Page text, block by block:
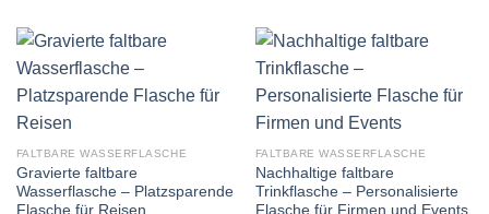
FALTBARE WASSERFLASCHE
Gravierte faltbare
Wasserflasche – Platzsparende
Flasche für Reisen
FALTBARE WASSERFLASCHE
Nachhaltige faltbare
Trinkflasche – Personalisierte
Flasche für Firmen und Events